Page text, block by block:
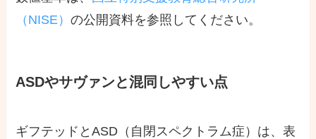
（NISE）の公開資料を参照してください。
ASDやサヴァンと混同しやすい点
ギフテッドとASD（自閉スペクトラム症）は、表